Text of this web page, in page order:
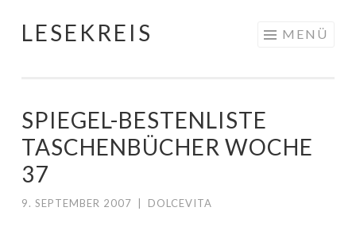
Springe
LESEKREIS MENÜ
SPIEGEL-BESTENLISTE
TASCHENBÜCHER WOCHE
37
9. SEPTEMBER 2007 DOLCEVITA